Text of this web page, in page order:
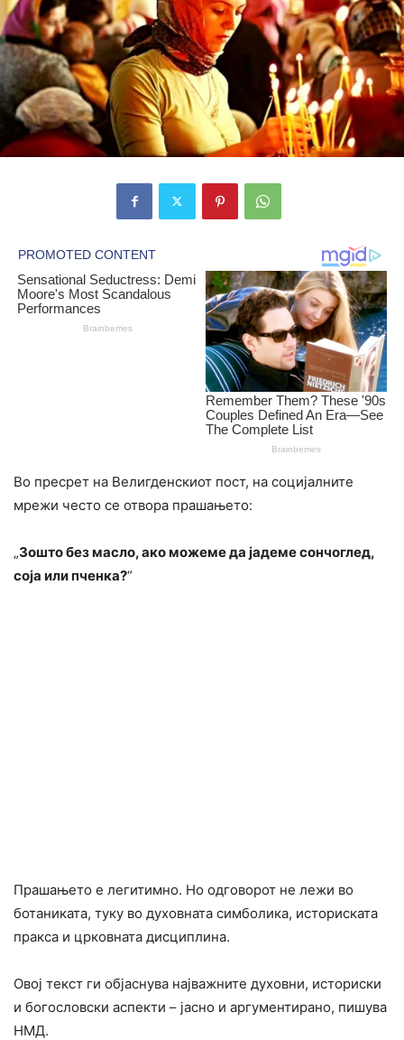
Во пресрет на Велигденскиот пост, на социјалните
мрежи често се отвора прашањето:
„Зошто без масло, ако можеме да јадеме сончоглед,
соја или пченка?“
Прашањето е легитимно. Но одговорот не лежи во
ботаниката, туку во духовната симболика, историската
пракса и црковната дисциплина.
Овој текст ги објаснува најважните духовни, историски
и богословски аспекти – јасно и аргументирано, пишува
НМД.